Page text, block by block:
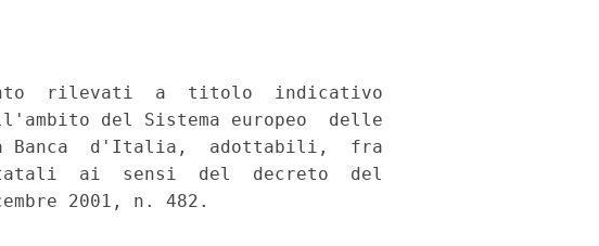
rilevati  a  titolo  indicativo
del Sistema europeo  delle
Banca  d'Italia,  adottabili,  fra
ai  sensi  del  decreto  del
2001, n. 482.